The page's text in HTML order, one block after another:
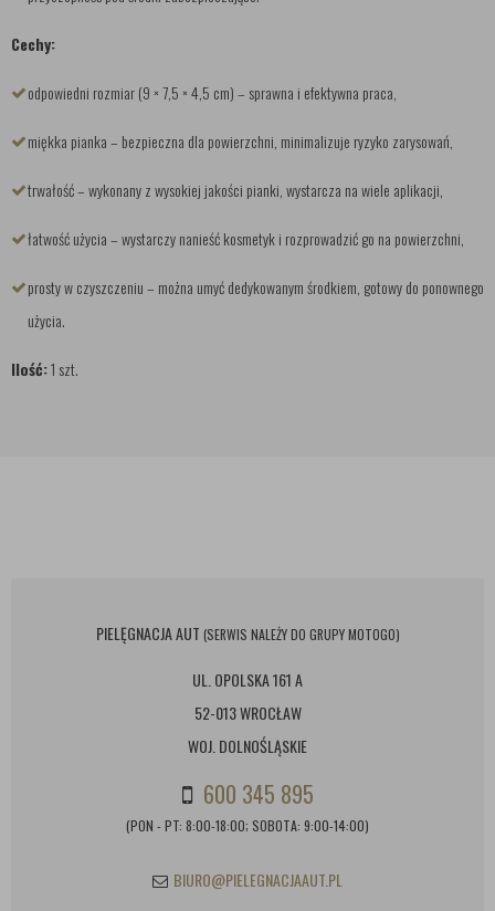
Cechy:
odpowiedni rozmiar (9 × 7,5 × 4,5 cm) – sprawna i efektywna praca,
miękka pianka – bezpieczna dla powierzchni, minimalizuje ryzyko zarysowań,
trwałość – wykonany z wysokiej jakości pianki, wystarcza na wiele aplikacji,
łatwość użycia – wystarczy nanieść kosmetyk i rozprowadzić go na powierzchni,
prosty w czyszczeniu – można umyć dedykowanym środkiem, gotowy do ponownego
użycia.
Ilość:1 szt.
PIELĘGNACJA AUT (SERWIS NALEŻY DO GRUPY MOTOGO)
UL. OPOLSKA 161 A
52-013 WROCŁAW
WOJ. DOLNOŚLĄSKIE
600 345 895
(PON - PT: 8:00-18:00; SOBOTA: 9:00-14:00)
BIURO@PIELEGNACJAAUT.PL